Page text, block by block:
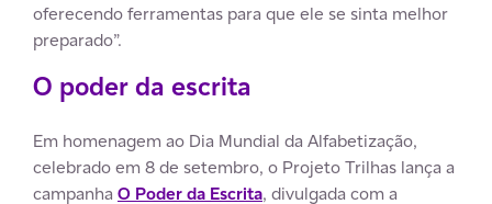
oferecendo ferramentas para que ele se sinta melhor
preparado”.
O poder da escrita
Em homenagem ao Dia Mundial da Alfabetização,
celebrado em 8 de setembro, o Projeto Trilhas lança a
campanha O Poder da Escrita, divulgada com a